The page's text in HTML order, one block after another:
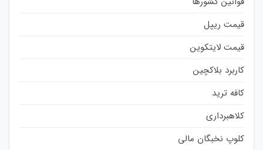
قیمت ریپل
قیمت لایتکوین
کاربرد بلاکچین
کافه ترید
کلاهبرداری
کلوپ نخبگان مالی